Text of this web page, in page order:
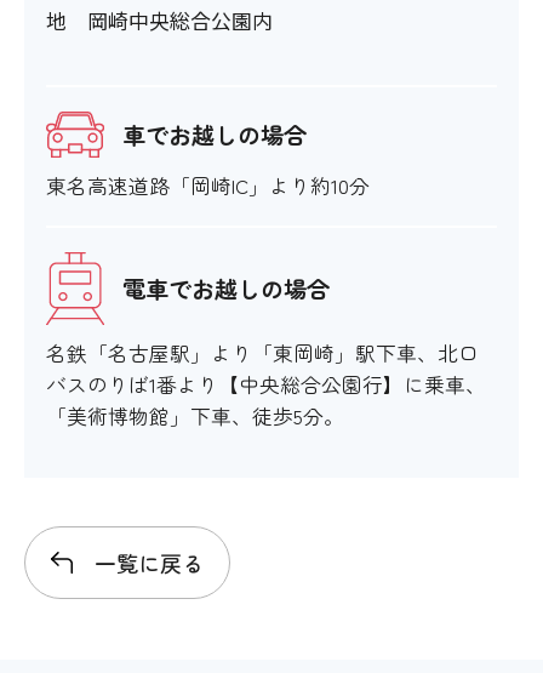
地 岡崎中央総合公園内
車でお越しの場合
東名高速道路「岡崎IC」より約10分
電車でお越しの場合
名鉄「名古屋駅」より「東岡崎」駅下車、北口
バスのりば1番より【中央総合公園行】に乗車、
「美術博物館」下車、徒歩5分。
一覧に戻る